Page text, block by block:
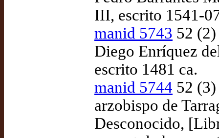
III, escrito 1541-
manid 5743 52
Diego Enríquez
escrito 1481 ca.
manid 5744 52
arzobispo de
Desconocido,